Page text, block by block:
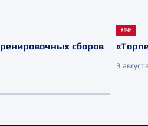
сборов
КЛУБ
3